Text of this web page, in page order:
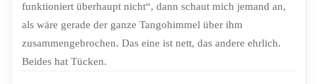
funktioniert überhaupt nicht“, dann schaut mich jemand an,
als wäre gerade der ganze Tangohimmel über ihm
zusammengebrochen. Das eine ist nett, das andere ehrlich.
Beides hat Tücken.